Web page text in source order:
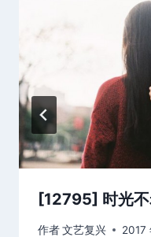
[12795] 时光
作者文艺复兴 2017